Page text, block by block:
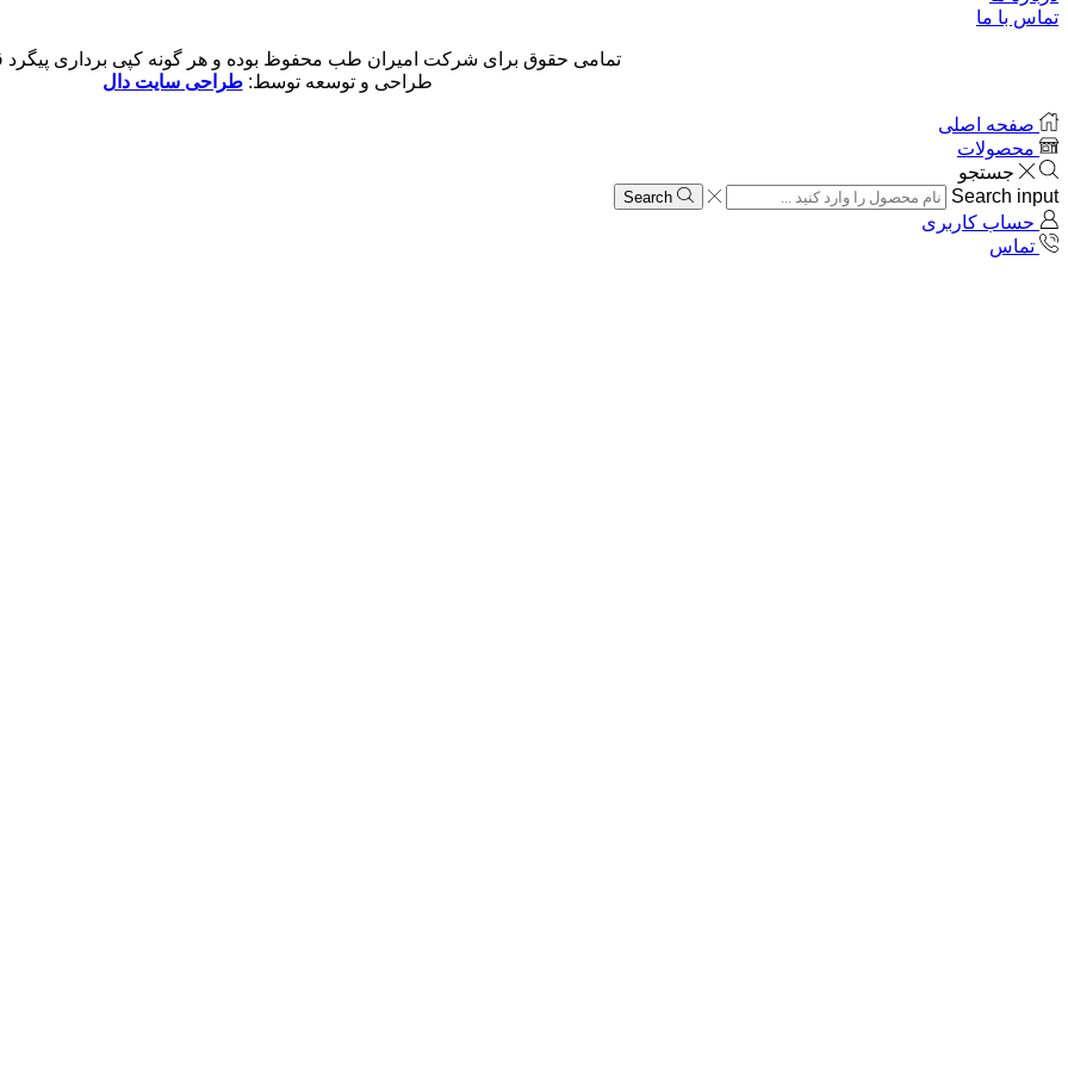
تماس با ما
تمامی حقوق برای شرکت امیران طب محفوظ بوده و هر گونه کپی برداری پیگرد
طراحی و توسعه توسط:طراحی سایت دال
صفحه اصلی
محصولات
جستجو
Search input
Search
حساب کاربری
تماس